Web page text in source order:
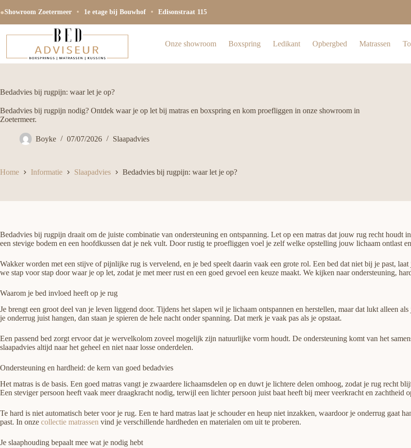
naar
●Showroom Zoetermeer • 1e etage bij Bouwhof • Edisonstraat 115
Onze showroom Boxspring Ledikant Opbergbed Matrassen
Bedadvies bij rugpijn: waar let je op?
Bedadvies bij rugpijn nodig? Ontdek waar je op let bij matras en boxspring en kom proefliggen in onze showroom in
Zoetermeer.
Boyke 07/07/2026 Slaapadvies
Home Informatie Slaapadvies Bedadvies bij rugpijn: waar let je op?
Bedadvies bij rugpijn draait om de juiste combinatie van ondersteuning en ontspanning. Let op een matras dat jouw rug recht
een stevige bodem en een hoofdkussen dat je nek vult. Door rustig te proefliggen voel je zelf welke opstelling jouw lichaam ontlast
Wakker worden met een stijve of pijnlijke rug is vervelend, en je bed speelt daarin vaak een grote rol. Een bed dat niet bij je past,
we stap voor stap door waar je op let, zodat je met meer rust en een goed gevoel een keuze maakt. We kijken naar ondersteuning,
Waarom je bed invloed heeft op je rug
Je brengt een groot deel van je leven liggend door. Tijdens het slapen wil je lichaam ontspannen en herstellen, maar dat lukt alleen
je onderrug juist hangen, dan staan je spieren de hele nacht onder spanning. Dat merk je vaak pas als je opstaat.
Een passend bed zorgt ervoor dat je wervelkolom zoveel mogelijk zijn natuurlijke vorm houdt. De ondersteuning komt van het
slaapadvies altijd naar het geheel en niet naar losse onderdelen.
Ondersteuning en hardheid: de kern van goed bedadvies
Het matras is de basis. Een goed matras vangt je zwaardere lichaamsdelen op en duwt je lichtere delen omhoog, zodat je rug recht
Een steviger persoon heeft vaak meer draagkracht nodig, terwijl een lichter persoon juist baat heeft bij meer veerkracht en zachtheid
Te hard is niet automatisch beter voor je rug. Een te hard matras laat je schouder en heup niet inzakken, waardoor je onderrug gaat
past. In onze collectie matrassen vind je verschillende hardheden en materialen om uit te proberen.
Je slaaphouding bepaalt mee wat je nodig hebt